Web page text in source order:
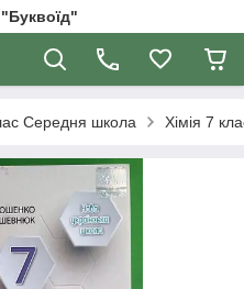
Середня школа Хімія 7